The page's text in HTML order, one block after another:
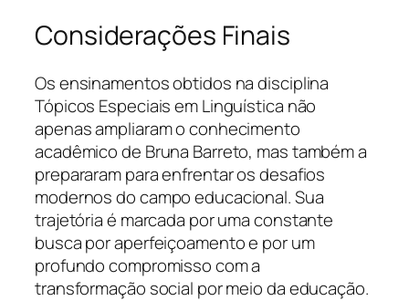
Considerações Finais
Os ensinamentos obtidos na disciplina
Tópicos Especiais em Linguística não
apenas ampliaram o conhecimento
acadêmico de Bruna Barreto, mas também a
prepararam para enfrentar os desafios
modernos do campo educacional. Sua
trajetória é marcada por uma constante
busca por aperfeiçoamento e por um
profundo compromisso com a
transformação social por meio da educação.